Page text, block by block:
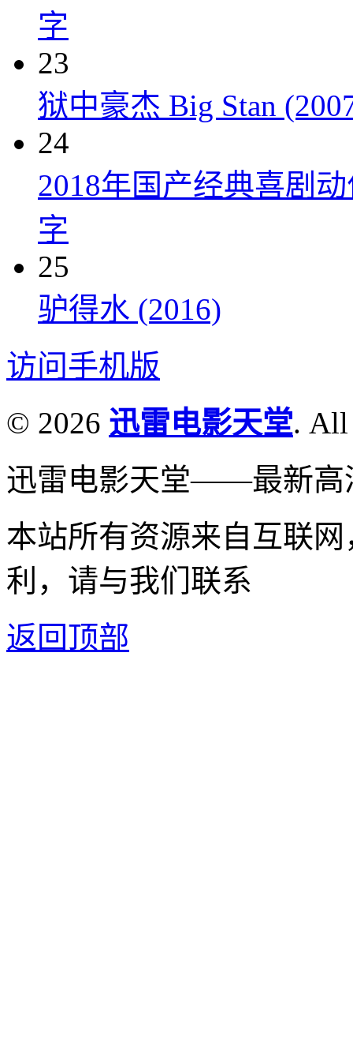
字
23
狱中豪杰 Big Stan
24
2018年国产经典喜剧
字
25
驴得水 (2016)
访问手机版
© 2026 迅雷电影天堂. All
迅雷电影天堂——最新高
本站所有资源来自互联
利，请与我们联系
返回顶部